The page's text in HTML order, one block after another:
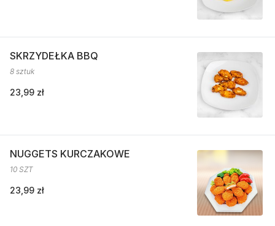
SKRZYDEŁKA BBQ
8 sztuk
23,99 zł
NUGGETS KURCZAKOWE
10 SZT
23,99 zł